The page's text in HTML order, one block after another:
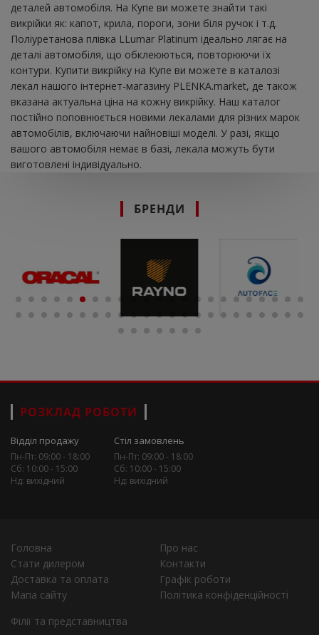
деталей автомобіля. На Купе ви можете знайти такі
викрійки як: капот, крила, пороги, зони біля ручок і т.д.
Поліуретанова плівка LLumar Platinum ідеально лягає на
деталі автомобіля, що обклеюються, повторюючи їх
контури. Купити викрійку на Купе ви можете в каталозі
лекал нашого інтернет-магазину PLENKA.market, де також
вказана актуальна ціна на кожну викрійку. Наш каталог
постійно поповнюється новими лекалами для різних марок
автомобілів, включаючи найновіші моделі. У разі, якщо
вашого автомобіля немає в базі, лекала можуть бути
виготовлені індивідуально.
БРЕНДИ
РОЗКЛАД РОБОТИ
Відділ продажу
Пн-Пт: 09:00 - 18:00
Сб: 10:00 - 15:00
Нд: вихідний
Стіл замовлень
Пн-Пт: 09:00 - 18:00
Сб: 10:00 - 15:00
Нд: вихідний
Головна
Про нас
Стати дилером
Контакти
Доставка та оплата
Графік роботи
Мапа сайту
Політика конфіденційності
Філії та представництва